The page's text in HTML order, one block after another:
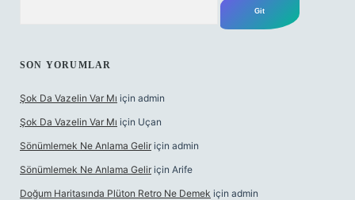
SON YORUMLAR
Şok Da Vazelin Var Mı için admin
Şok Da Vazelin Var Mı için Uçan
Sönümlemek Ne Anlama Gelir için admin
Sönümlemek Ne Anlama Gelir için Arife
Doğum Haritasında Plüton Retro Ne Demek için admin